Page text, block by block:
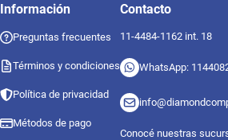
Información
Preguntas frecuentes
Términos y condiciones
Política de privacidad
Métodos de pago
Contacto
11-4484-1162 int. 18
WhatsApp:
Conocé nuestras